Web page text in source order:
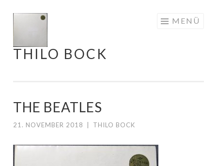
Springe
Inhalt
THILO BOCK
MENÜ
THE BEATLES
21. NOVEMBER 2018 THILO BOCK